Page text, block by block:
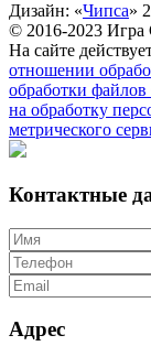
Дизайн: «Чипса»
© 2016-2023 Игра
На сайте
отношении
обработки
на обработку
метрического
Контактные
Адрес